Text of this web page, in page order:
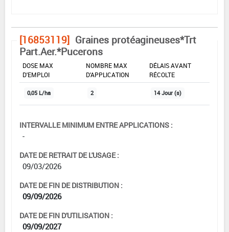
[16853119] Graines protéagineuses*Trt
Part.Aer.*Pucerons
DOSE MAX
D'EMPLOI
NOMBRE MAX
D'APPLICATION
DÉLAIS AVANT
RÉCOLTE
0,05 L/ha 2 14 Jour (s)
INTERVALLE MINIMUM ENTRE APPLICATIONS :
-
DATE DE RETRAIT DE L'USAGE :
09/03/2026
DATE DE FIN DE DISTRIBUTION :
09/09/2026
DATE DE FIN D'UTILISATION :
09/09/2027